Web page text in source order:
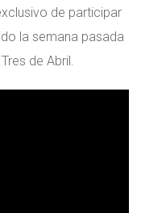
de participar
la semana pasada
de Abril.